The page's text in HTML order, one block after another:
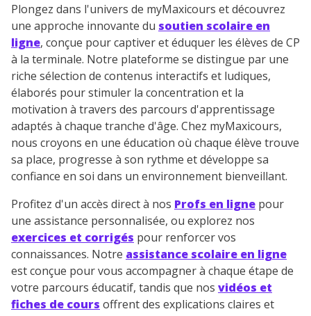
Plongez dans l'univers de myMaxicours et découvrez
une approche innovante du soutien scolaire en
ligne, conçue pour captiver et éduquer les élèves de CP
à la terminale. Notre plateforme se distingue par une
riche sélection de contenus interactifs et ludiques,
élaborés pour stimuler la concentration et la
motivation à travers des parcours d'apprentissage
adaptés à chaque tranche d'âge. Chez myMaxicours,
nous croyons en une éducation où chaque élève trouve
sa place, progresse à son rythme et développe sa
confiance en soi dans un environnement bienveillant.
Profitez d'un accès direct à nos Profs en ligne pour
une assistance personnalisée, ou explorez nos
exercices et corrigés pour renforcer vos
connaissances. Notre assistance scolaire en ligne
est conçue pour vous accompagner à chaque étape de
votre parcours éducatif, tandis que nos vidéos et
fiches de cours offrent des explications claires et